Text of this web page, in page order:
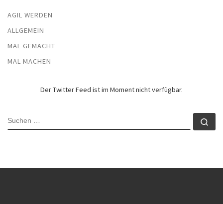
AGIL WERDEN
ALLGEMEIN
MAL GEMACHT
MAL MACHEN
Der Twitter Feed ist im Moment nicht verfügbar.
SUCHE